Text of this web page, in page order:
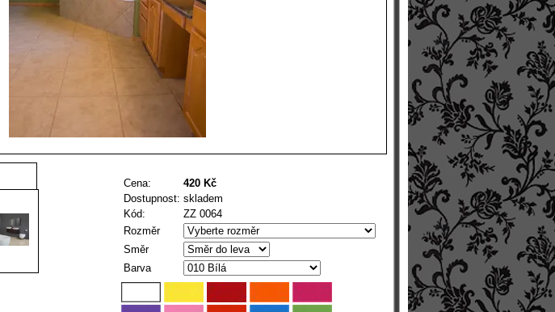
Cena:
420 Kč
Dostupnost: skladem
Kód:
ZZ 0064
Rozměr
Směr
Barva